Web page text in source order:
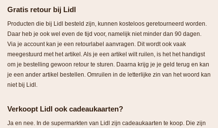
Gratis retour bij Lidl
Producten die bij Lidl besteld zijn, kunnen kosteloos geretourneerd worden.
Daar heb je ook wel even de tijd voor, namelijk niet minder dan 90 dagen.
Via je account kan je een retourlabel aanvragen. Dit wordt ook vaak
meegestuurd met het artikel. Als je een artikel wilt ruilen, is het het handigst
om je bestelling gewoon retour te sturen. Daarna krijg je je geld terug en kan
je een ander artikel bestellen. Omruilen in de letterlijke zin van het woord kan
niet bij Lidl.
Verkoopt Lidl ook cadeaukaarten?
Ja en nee. In de supermarkten van Lidl zijn cadeaukaarten te koop. Die zijn